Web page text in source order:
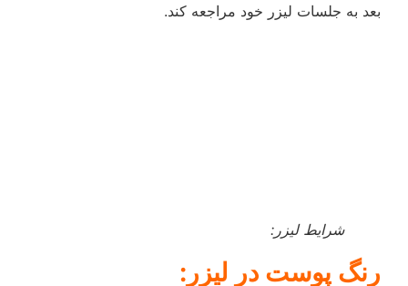
بعد به جلسات لیزر خود مراجعه کند.
شرایط لیزر:
رنگ پوست در لیزر: